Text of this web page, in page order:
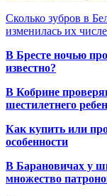
Сколько зубров в
изменилась их
В Бресте ночью
известно?
В Кобрине
шестилетнего
Как купить или
особенности
В Барановичах у
множество